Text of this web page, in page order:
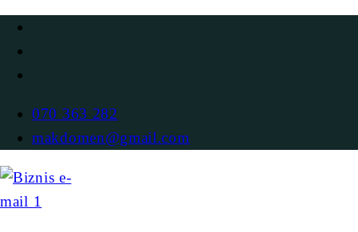
070 363 282
makdomen@gmail.com